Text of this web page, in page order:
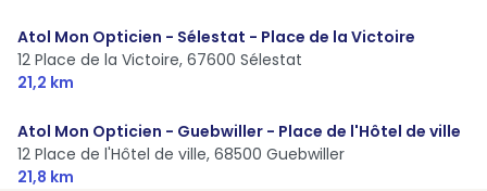
Atol Mon Opticien - Sélestat - Place de la Victoire
12 Place de la Victoire, 67600 Sélestat
21,2 km
Atol Mon Opticien - Guebwiller - Place de l'Hôtel de ville
12 Place de l'Hôtel de ville, 68500 Guebwiller
21,8 km